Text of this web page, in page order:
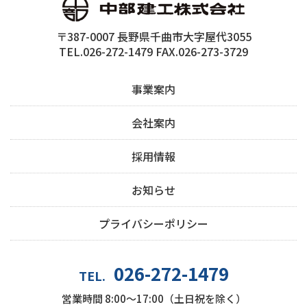
〒387-0007 長野県千曲市大字屋代3055
TEL.026-272-1479 FAX.026-273-3729
事業案内
会社案内
採用情報
お知らせ
プライバシーポリシー
TEL. 026-272-1479
営業時間 8:00～17:00（土日祝を除く）